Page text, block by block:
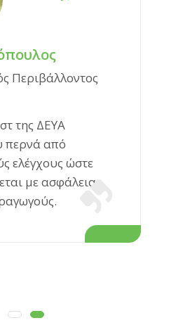
Περιβάλλοντος
της ΔΕΥΑ
περνά από
ελέγχους ώστε
με ασφάλεια